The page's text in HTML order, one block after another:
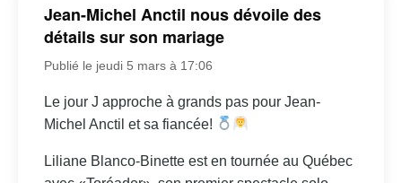
Jean-Michel Anctil nous dévoile des
détails sur son mariage
Publié le jeudi 5 mars à 17:06
Le jour J approche à grands pas pour Jean-
Michel Anctil et sa fiancée!
Liliane Blanco-Binette est en tournée au Québec